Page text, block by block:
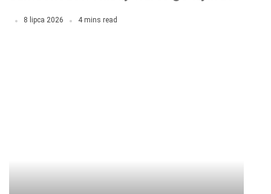
8 lipca 2026 4 mins read